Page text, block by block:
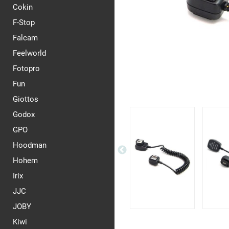
Cokin
F-Stop
Falcam
Feelworld
Fotopro
Fun
Giottos
Godox
GPO
Hoodman
Hohem
Irix
JJC
JOBY
Kiwi